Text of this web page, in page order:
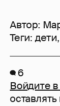
Автор:
Теги: дети,
6
Войдите в